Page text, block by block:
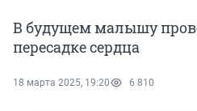
В будущем малышу
пересадке сердца
18 марта 2025, 19:20 6 810